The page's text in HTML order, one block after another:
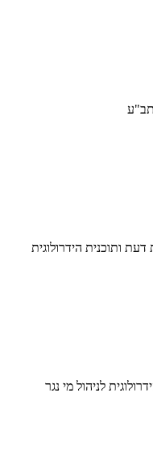
ותוכנית הידרולוגית
לניהול מי נגר